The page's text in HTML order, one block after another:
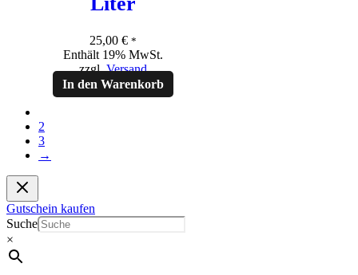
25,00 € *
Enthält 19% MwSt.
zzgl.Versand
In den Warenkorb
2
3
→
Gutschein kaufen
Suche
×